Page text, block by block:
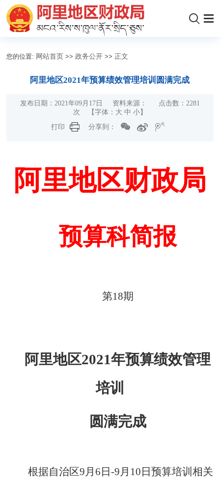
您的位置: 网站首页 >>政务公开 >> 正文
阿里地区2021年预算绩效管理培训圆满完成
发布日期：2021年09月17日 资料来源： 点击数： 2281
次
【字体： 大 中 小】
打印
分享到：
阿里地区财政局
预算科简报
第18期
阿里地区2021年预算绩效管理
培训
圆满完成
根据自治区9月6日-9月10日预算培训相关